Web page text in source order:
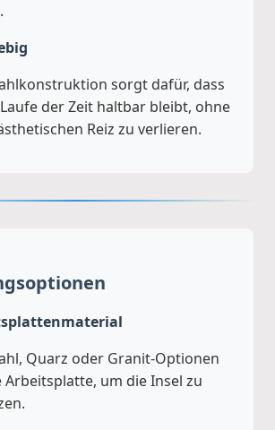
sorgt dafür, dass
der Zeit haltbar bleibt, ohne
Reiz zu verlieren.
Quarz oder Granit-Optionen
um die Insel zu